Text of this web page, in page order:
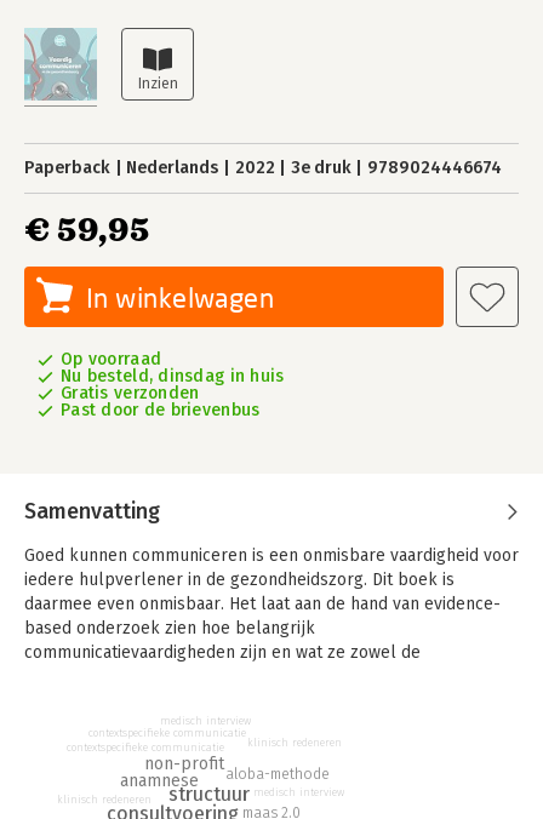
Paperback Nederlands 2022 3e druk 9789024446674
€ 59,95
In winkelwagen
Op voorraad
Nu besteld, dinsdag in huis
Gratis verzonden
Past door de brievenbus
Samenvatting
Goed kunnen communiceren is een onmisbare vaardigheid voor
iedere hulpverlener in de gezondheidszorg. Dit boek is
daarmee even onmisbaar. Het laat aan de hand van evidence-
based onderzoek zien hoe belangrijk
communicatievaardigheden zijn en wat ze zowel de
Vaardig communiceren in de gezondheidszorg is een
multidisciplinair inzetbaar boek dat laat zien hoe de
hulpverlener met goede communicatievaardigheden betere
resultaten kan boeken. Het is het enige boek in zijn soort dat is
gebaseerd op (internationaal) evidence-based onderzoek. Dit
consultvoering
structuur
anamnese
non-profitaloba-methode
maas 2.0
contextspecifieke communicatie
medisch interview
klinisch redeneren
contextspecifieke communicatie
medisch interview
klinisch redeneren